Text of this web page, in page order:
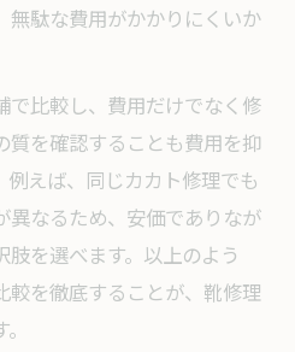
無駄な費用がかかりにくいか
で比較し、費用だけでなく修
質を確認することも費用を抑
えば、同じカカト修理でも
異なるため、安価でありなが
を選べます。以上のよう
較を徹底することが、靴修理